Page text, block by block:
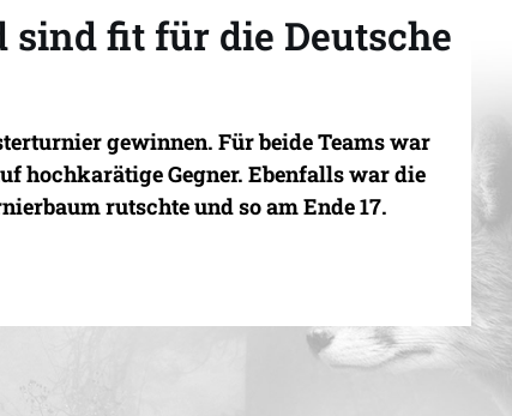
fit für die Deutsche
gewinnen. Für beide Teams war
hochkarätige Gegner. Ebenfalls war die
rutschte und so am Ende 17.